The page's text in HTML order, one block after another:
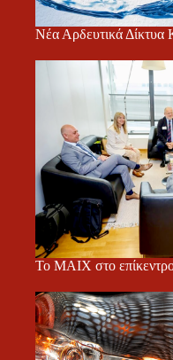
Νέα Αρδευτικά Δίκτυα
Το ΜΑΙΧ στο επίκεντρο